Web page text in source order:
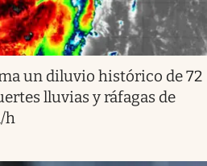
un diluvio histórico de 72
lluvias y ráfagas de
h